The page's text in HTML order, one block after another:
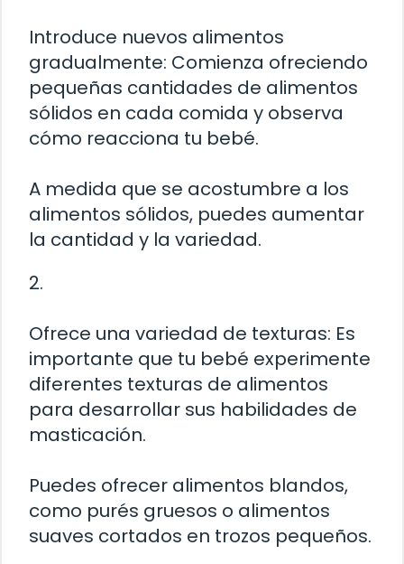
Introduce nuevos alimentos
gradualmente: Comienza ofreciendo
pequeñas cantidades de alimentos
sólidos en cada comida y observa
cómo reacciona tu bebé.
A medida que se acostumbre a los
alimentos sólidos, puedes aumentar
la cantidad y la variedad.
2.
Ofrece una variedad de texturas: Es
importante que tu bebé experimente
diferentes texturas de alimentos
para desarrollar sus habilidades de
masticación.
Puedes ofrecer alimentos blandos,
como purés gruesos o alimentos
suaves cortados en trozos pequeños.